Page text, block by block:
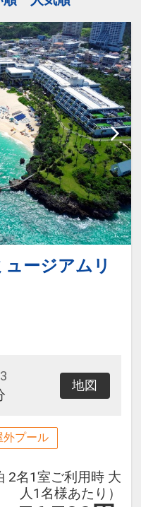
ージアムリ
地図
外プール
2名1室ご利用時 大
人1名様あたり）